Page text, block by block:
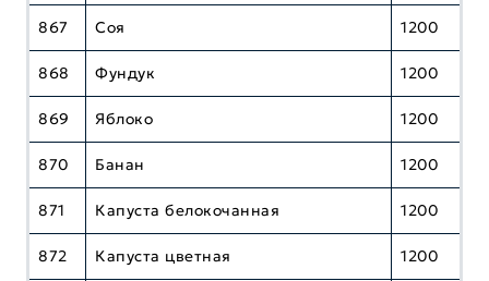
867 Соя 1200
868 Фундук 1200
869 Яблоко 1200
870 Банан 1200
871 Капуста белокочанная 1200
872 Капуста цветная 1200